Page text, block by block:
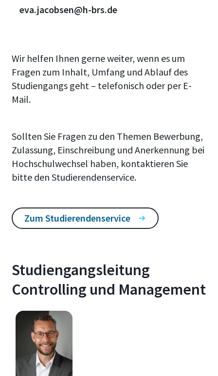
eva.jacobsen@h-brs.de
Wir helfen Ihnen gerne weiter, wenn es um
Fragen zum Inhalt, Umfang und Ablauf des
Studiengangs geht – telefonisch oder per E-
Mail.
Sollten Sie Fragen zu den Themen Bewerbung,
Zulassung, Einschreibung und Anerkennung bei
Hochschulwechsel haben, kontaktieren Sie
bitte den Studierendenservice.
Zum Studierendenservice
Studiengangsleitung
Controlling und Management